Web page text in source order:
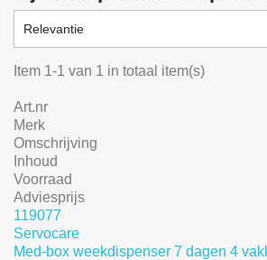
Relevantie
Item 1-1 van 1 in totaal item(s)
Art.nr
Merk
Omschrijving
Inhoud
Voorraad
Adviesprijs
119077
Servocare
Med-box weekdispenser 7 dagen 4